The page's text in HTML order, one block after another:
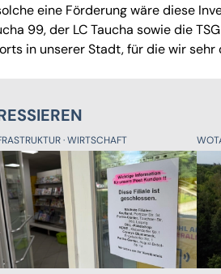
eine Förderung wäre diese
99, der LC Taucha sowie die
in unserer Stadt, für die wir sehr
WIRTSCHAFT